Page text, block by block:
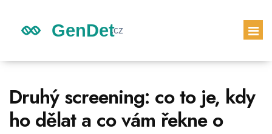
GENETICKÉ DĚDICTVÍ
DĚDICTVÍ DĚTÍ
GENETICKÝ TEST
Druhý screening: co to je, kdy
ho dělat a co vám řekne o